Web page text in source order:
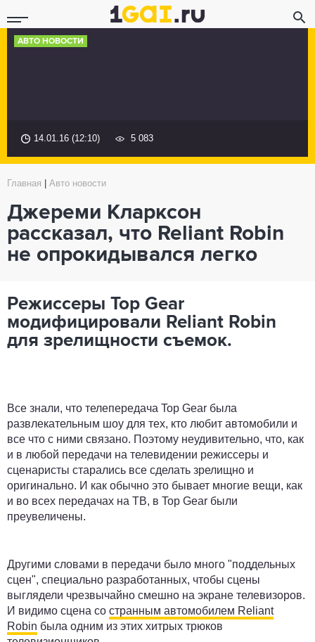
АВТО НОВОСТИ
14.01.16 (12:10) 5 083
Главная Авто новости
Джереми Кларксон
рассказал, что Reliant Robin
не опрокидывался легко
Режиссеры Top Gear
модифицировали Reliant Robin
для зрелищности съемок.
Все знали, что телепередача Top Gear была
развлекательным шоу для тех, кто любит автомобили и
все что с ними связано. Поэтому неудивительно, что, как
и в любой передачи на телевидении режиссеры и
сценаристы старались все сделать зрелищно и
оригинально. И как обычно это бывает многие вещи, как
и во всех передачах на ТВ, в Top Gear были
преувеличены.
Другими словами в передачи было много "поддельных
сцен", специально разработанных, чтобы сцены
выглядели чрезвычайно смешно на экране телевизоров.
И видимо сцена со странным автомобилем Reliant
Robin была одним из этих хитрых трюков